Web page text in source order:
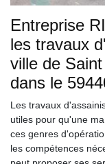
Entreprise
les travaux
ville de
dans le
Les travaux
utiles pour qu'une
ces genres
les compétences